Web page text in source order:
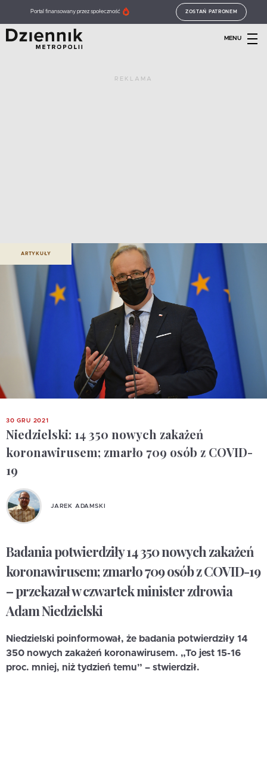
Portal finansowany przez społeczność ZOSTAŃ PATRONEM
MENU
REKLAMA
ARTYKUŁY
30 GRU 2021
Niedzielski: 14 350 nowych zakażeń
koronawirusem; zmarło 709 osób z COVID-
19
JAREK ADAMSKI
Badania potwierdziły 14 350 nowych zakażeń
koronawirusem; zmarło 709 osób z COVID-19
– przekazał w czwartek minister zdrowia
Adam Niedzielski
Niedzielski poinformował, że badania potwierdziły 14
350 nowych zakażeń koronawirusem. „To jest 15-16
proc. mniej, niż tydzień temu” – stwierdził.